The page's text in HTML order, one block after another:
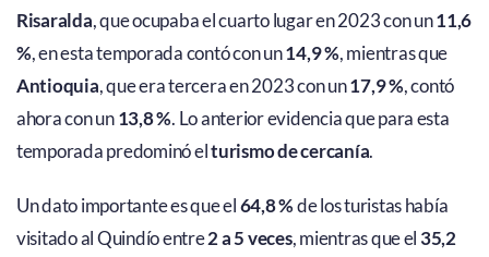
Risaralda, que ocupaba el cuarto lugar en 2023 con un11,6
%, en esta temporada contó con un14,9 %, mientras que
Antioquia, que era tercera en 2023 con un17,9 %, contó
ahora con un13,8 %. Lo anterior evidencia que para esta
temporada predominó elturismo de cercanía.
Un dato importante es que el64,8 %de los turistas había
visitado al Quindío entre2 a 5 veces, mientras que el 35,2